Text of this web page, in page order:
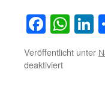
Veröffentlicht unter
deaktiviertfür